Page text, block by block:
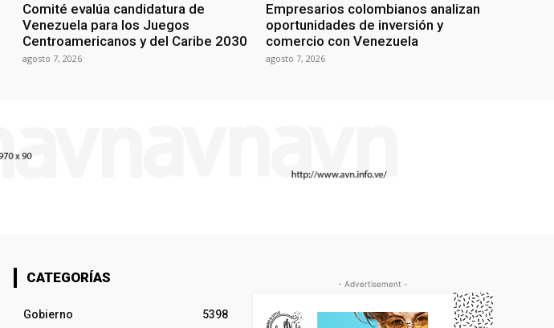
Comité evalúa candidatura de
Venezuela para los Juegos
Centroamericanos y del Caribe 2030
agosto 7, 2026
Empresarios colombianos analizan
oportunidades de inversión y
comercio con Venezuela
agosto 7, 2026
CATEGORÍAS
Gobierno
5398
- Advertisement -